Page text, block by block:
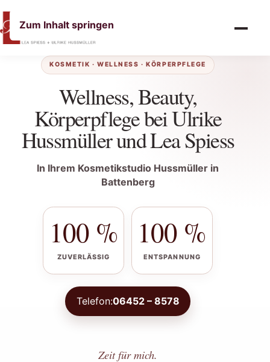
Zum Inhalt springen
KOSMETIK · WELLNESS · KÖRPERPFLEGE
Wellness, Beauty,
Körperpflege bei Ulrike
Hussmüller und Lea Spiess
In Ihrem Kosmetikstudio Hussmüller in
Battenberg
100%
ZUVERLÄSSIG
100 %
ENTSPANNUNG
Telefon:06452 – 8578
Zeit für mich.
Ihre persönliche Auszeit in